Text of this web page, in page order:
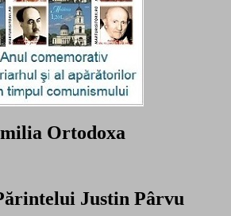
Ortodoxa
Justin Pârvu